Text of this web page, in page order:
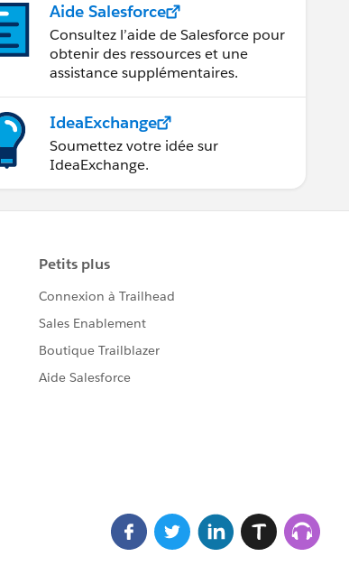
Aide Salesforce
Consultez l’aide de Salesforce pour
obtenir des ressources et une
assistance supplémentaires.
IdeaExchange
Soumettez votre idée sur
IdeaExchange.